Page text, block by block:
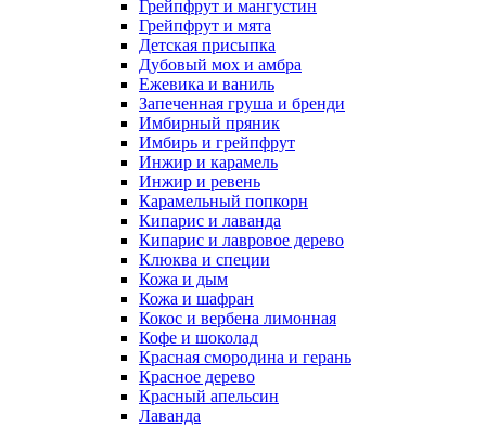
Грейпфрут и мангустин
Грейпфрут и мята
Детская присыпка
Дубовый мох и амбра
Ежевика и ваниль
Запеченная груша и бренди
Имбирный пряник
Имбирь и грейпфрут
Инжир и карамель
Инжир и ревень
Карамельный попкорн
Кипарис и лаванда
Кипарис и лавровое дерево
Клюква и специи
Кожа и дым
Кожа и шафран
Кокос и вербена лимонная
Кофе и шоколад
Красная смородина и герань
Красное дерево
Красный апельсин
Лаванда